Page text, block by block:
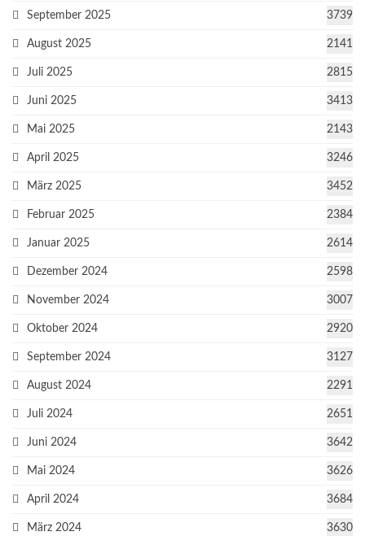
September 2025 3739
August 2025 2141
Juli 2025 2815
Juni 2025 3413
Mai 2025 2143
April 2025 3246
März 2025 3452
Februar 2025 2384
Januar 2025 2614
Dezember 2024 2598
November 2024 3007
Oktober 2024 2920
September 2024 3127
August 2024 2291
Juli 2024 2651
Juni 2024 3642
Mai 2024 3626
April 2024 3684
März 2024 3630